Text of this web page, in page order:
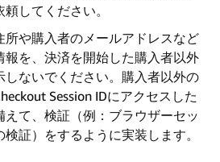
頼してください。
所や購入者のメールアドレスなど
報を、決済を開始した購入者以外
しないでください。購入者以外の
Session IDにアクセスした
えて、検証（例：ブラウザーセッ
検証）をするように実装します。